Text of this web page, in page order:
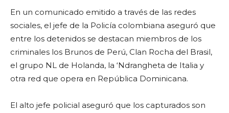
En un comunicado emitido a través de las redes
sociales, el jefe de la Policía colombiana aseguró que
entre los detenidos se destacan miembros de los
criminales los Brunos de Perú, Clan Rocha del Brasil,
el grupo NL de Holanda, la ‘Ndrangheta de Italia y
otra red que opera en República Dominicana.
El alto jefe policial aseguró que los capturados son